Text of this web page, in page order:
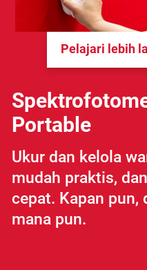
Pelajari lebih
Portable
Ukur dan kelola
mudah praktis, dan
cepat. Kapan pun,
mana pun.